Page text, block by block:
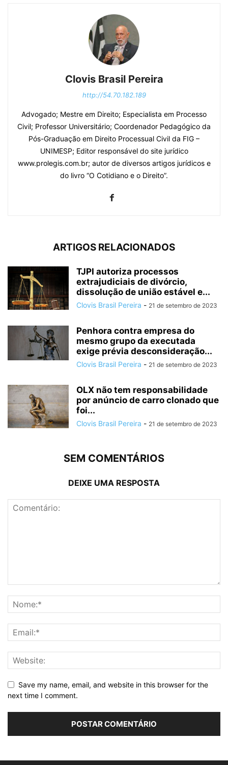
Clovis Brasil Pereira
http://54.70.182.189
Advogado; Mestre em Direito; Especialista em Processo
Civil; Professor Universitário; Coordenador Pedagógico da
Pós-Graduação em Direito Processual Civil da FIG –
UNIMESP; Editor responsável do site jurídico
www.prolegis.com.br; autor de diversos artigos jurídicos e
do livro “O Cotidiano e o Direito”.
ARTIGOS RELACIONADOS
TJPI autoriza processos
extrajudiciais de divórcio,
dissolução de união estável e...
Clovis Brasil Pereira - 21 de setembro de 2023
Penhora contra empresa do
mesmo grupo da executada
exige prévia desconsideração...
Clovis Brasil Pereira - 21 de setembro de 2023
OLX não tem responsabilidade
por anúncio de carro clonado que
foi...
Clovis Brasil Pereira - 21 de setembro de 2023
SEM COMENTÁRIOS
DEIXE UMA RESPOSTA
Save my name, email, and website in this browser for the
next time I comment.